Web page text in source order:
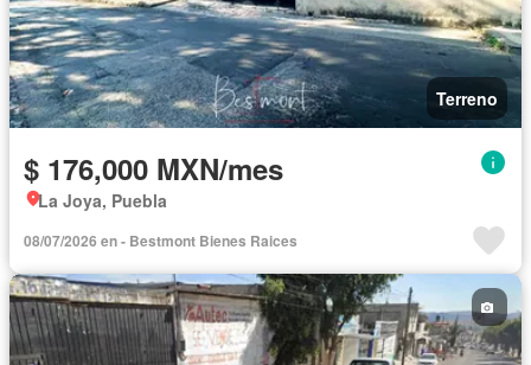
Terreno
$ 176,000 MXN/mes
La Joya, Puebla
08/07/2026 en - Bestmont Bienes Raices